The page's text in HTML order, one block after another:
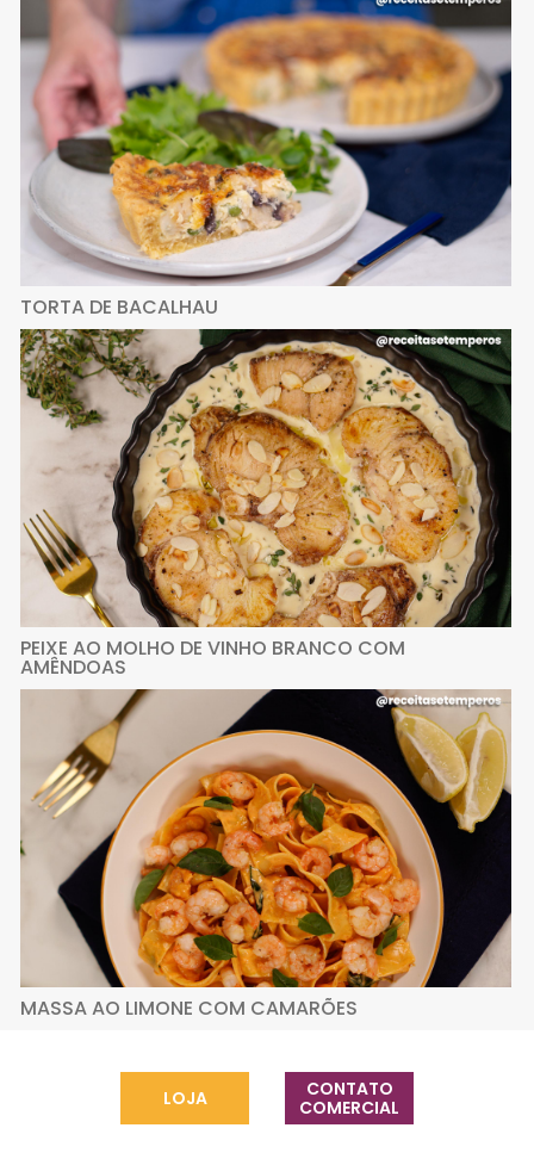
TORTA DE BACALHAU
PEIXE AO MOLHO DE VINHO BRANCO COM
AMÊNDOAS
MASSA AO LIMONE COM CAMARÕES
LOJA
CONTATO
COMERCIAL